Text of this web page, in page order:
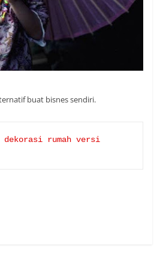
buat bisnes sendiri.
dekorasi rumah versi